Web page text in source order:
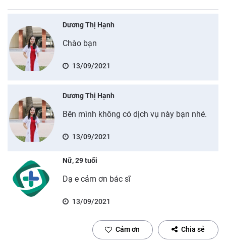
Dương Thị Hạnh
Chào bạn
13/09/2021
Dương Thị Hạnh
Bên mình không có dịch vụ này bạn nhé.
13/09/2021
Nữ, 29 tuổi
Dạ e cảm ơn bác sĩ
13/09/2021
Cảm ơn Chia sẻ